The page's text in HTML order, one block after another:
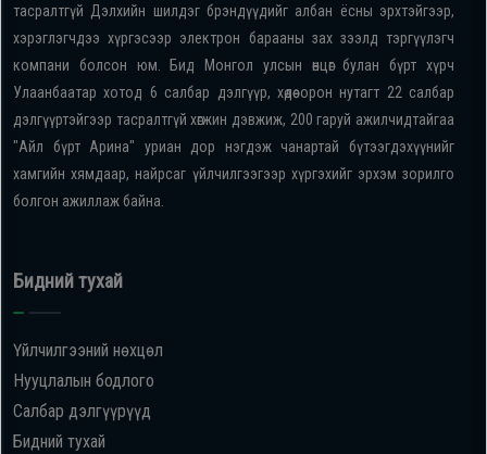
тасралтгүй Дэлхийн шилдэг брэндүүдийг албан ёсны эрхтэйгээр,
хэрэглэгчдээ хүргэсээр электрон барааны зах зээлд тэргүүлэгч
компани болсон юм. Бид Монгол улсын өнцөг булан бүрт хүрч
Улаанбаатар хотод 6 салбар дэлгүүр, хөдөө орон нутагт 22 салбар
дэлгүүртэйгээр тасралтгүй хөгжин дэвжиж, 200 гаруй ажилчидтайгаа
"Айл бүрт Арина" уриан дор нэгдэж чанартай бүтээгдэхүүнийг
хамгийн хямдаар, найрсаг үйлчилгээгээр хүргэхийг эрхэм зорилго
болгон ажиллаж байна.
Бидний тухай
Үйлчилгээний нөхцөл
Нууцлалын бодлого
Салбар дэлгүүрүүд
Бидний тухай